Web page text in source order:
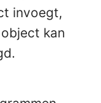
invoegt,
kan